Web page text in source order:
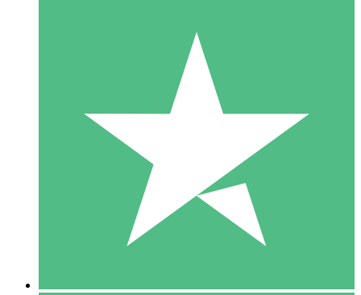
Paquetes de Créditos Individuales
Paga según el uso con créditos de descarga. Sin compromiso
10 00